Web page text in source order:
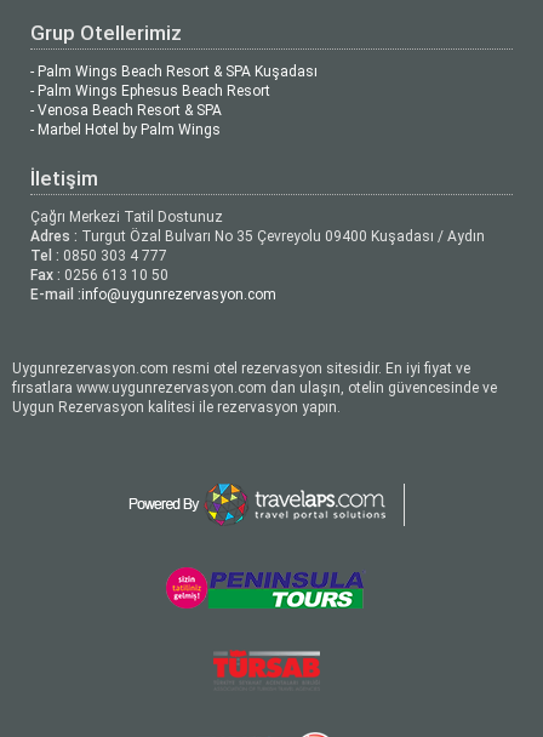
Grup Otellerimiz
- Palm Wings Beach Resort & SPA Kuşadası
- Palm Wings Ephesus Beach Resort
- Venosa Beach Resort & SPA
- Marbel Hotel by Palm Wings
İletişim
Çağrı Merkezi Tatil Dostunuz
Adres : Turgut Özal Bulvarı No 35 Çevreyolu 09400 Kuşadası / Aydın
Tel : 0850 303 4 777
Fax : 0256 613 10 50
E-mail :info@uygunrezervasyon.com
Uygunrezervasyon.com resmi otel rezervasyon sitesidir. En iyi fiyat ve
fırsatlara www.uygunrezervasyon.com dan ulaşın, otelin güvencesinde ve
Uygun Rezervasyon kalitesi ile rezervasyon yapın.